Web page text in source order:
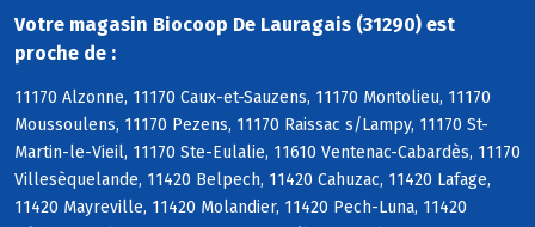
Votre magasin Biocoop De Lauragais (31290) est
proche de :
11170 Alzonne, 11170 Caux-et-Sauzens, 11170 Montolieu, 11170
Moussoulens, 11170 Pezens, 11170 Raissac s/Lampy, 11170 St-
Martin-le-Vieil, 11170 Ste-Eulalie, 11610 Ventenac-Cabardès, 11170
Villesèquelande, 11420 Belpech, 11420 Cahuzac, 11420 Lafage,
11420 Mayreville, 11420 Molandier, 11420 Pech-Luna, 11420